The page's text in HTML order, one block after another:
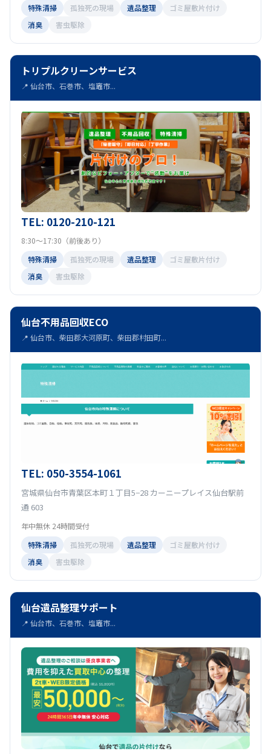
特殊清掃
孤独死の現場 遺品整理
ゴミ屋敷片付け
消臭
害虫駆除
トリプルクリーンサービス
📍 仙台市、石巻市、塩竈市...
TEL: 0120-210-121
8:30～17:30（前後あり）
特殊清掃
孤独死の現場 遺品整理
ゴミ屋敷片付け
消臭
害虫駆除
仙台不用品回収ECO
📍 仙台市、柴田郡大河原町、柴田郡村田町...
TEL: 050-3554-1061
宮城県仙台市青葉区本町１丁目5−28 カーニープレイス仙台駅前
通 603
年中無休 24時間受付
特殊清掃
孤独死の現場 遺品整理
ゴミ屋敷片付け
消臭
害虫駆除
仙台遺品整理サポート
📍 仙台市、石巻市、塩竈市...